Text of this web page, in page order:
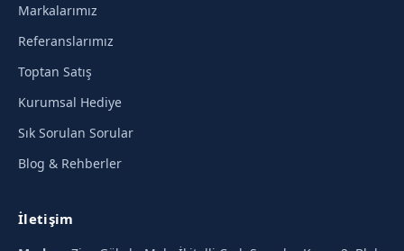
Markalarımız
Referanslarımız
Toptan Satış
Kurumsal Hediye
Sık Sorulan Sorular
Blog & Rehberler
İletişim